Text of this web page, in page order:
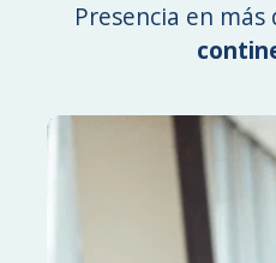
Presencia en más